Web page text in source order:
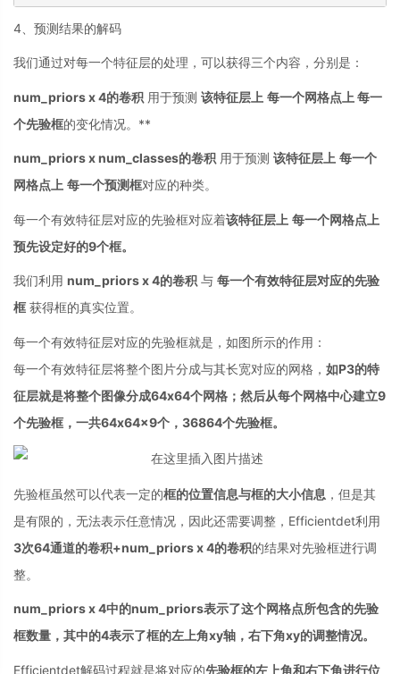
4、预测结果的解码
我们通过对每一个特征层的处理，可以获得三个内容，分别是：
num_priors x 4的卷积 用于预测 该特征层上 每一个网格点上 每一
个先验框的变化情况。**
num_priors x num_classes的卷积 用于预测 该特征层上 每一个
网格点上 每一个预测框对应的种类。
每一个有效特征层对应的先验框对应着该特征层上 每一个网格点上
预先设定好的9个框。
我们利用 num_priors x 4的卷积 与 每一个有效特征层对应的先验
框 获得框的真实位置。
每一个有效特征层对应的先验框就是，如图所示的作用：
每一个有效特征层将整个图片分成与其长宽对应的网格， 如P3的特
征层就是将整个图像分成64x64个网格；然后从每个网格中心建立9
个先验框，一共64x64x9个，36864‬个先验框。
先验框虽然可以代表一定的框的位置信息与框的大小信息 ，但是其
是有限的，无法表示任意情况，因此还需要调整，Efficientdet利用
3次64通道的卷积+num_priors x 4的卷积的结果对先验框进行调
整。
num_priors x 4中的num_priors表示了这个网格点所包含的先验
框数量，其中的4表示了框的左上角xy轴，右下角xy的调整情况。
Efficientdet解码过程就是将对应的先验框的左上角和右下角进行位